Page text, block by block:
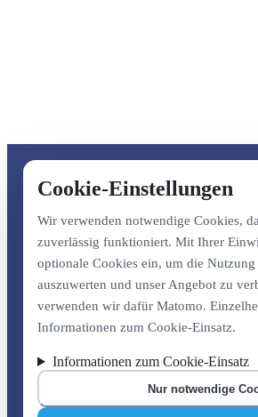
Cookie-Einstellungen
Wir verwenden notwendige Cookies,
zuverlässig funktioniert. Mit Ihrer
optionale Cookies ein, um die Nutzung
auszuwerten und unser Angebot zu
verwenden wir dafür Matomo.
Informationen zum Cookie-Einsatz.
Informationen zum Cookie-Einsatz
Nur notwendige